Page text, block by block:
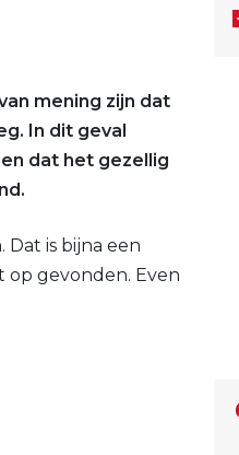
mening zijn dat
In dit geval
dat het gezellig
is bijna een
op gevonden. Even